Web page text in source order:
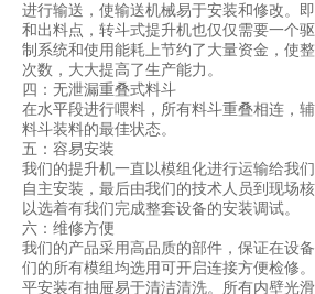
进行输送，使输送机械易于安装和修改。
和出料点，转斗式提升机也仅仅需要一个
制系统和使用能耗上节约了大量资金，使
次数，大大提高了生产能力。
四：无泄漏重叠式料斗
在水平段进行喂料，所有料斗重叠相连，
料斗装料的最佳状态。
五：容易安装
我们的提升机一直以模组化进行运输给我
自主安装，最后由我们的技术人员到现场
以选着有我们完成整套设备的安装调试。
六：维修方便
我们的产品采用高品质的部件，保证在设
们的所有模组均选用可开启连接方便检修
平安装有抽屉易于清洁清洗。所有内壁光